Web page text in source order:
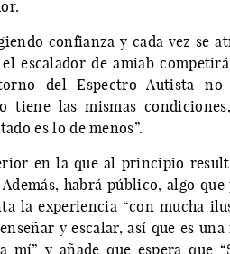
confianza y cada vez se
el escalador de amiab
del Espectro Autista no
tiene las mismas
es lo de menos”.
en la que al principio
habrá público, algo que
la experiencia “con mucha
y escalar, así que es
y añade que espera que